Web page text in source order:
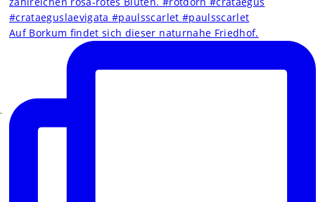
Auf Borkum findet sich dieser naturnahe Friedhof.